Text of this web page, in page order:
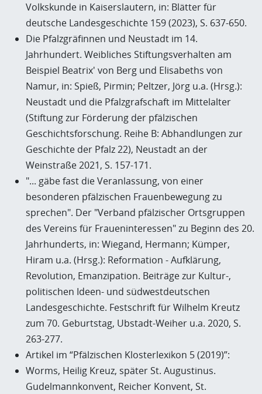
Volkskunde in Kaiserslautern, in: Blätter für
deutsche Landesgeschichte 159 (2023), S. 637-650.
Die Pfalzgräfinnen und Neustadt im 14.
Jahrhundert. Weibliches Stiftungsverhalten am
Beispiel Beatrix' von Berg und Elisabeths von
Namur, in: Spieß, Pirmin; Peltzer, Jörg u.a. (Hrsg.):
Neustadt und die Pfalzgrafschaft im Mittelalter
(Stiftung zur Förderung der pfälzischen
Geschichtsforschung. Reihe B: Abhandlungen zur
Geschichte der Pfalz 22), Neustadt an der
Weinstraße 2021, S. 157-171.
"... gäbe fast die Veranlassung, von einer
besonderen pfälzischen Frauenbewegung zu
sprechen". Der "Verband pfälzischer Ortsgruppen
des Vereins für Fraueninteressen" zu Beginn des 20.
Jahrhunderts, in: Wiegand, Hermann; Kümper,
Hiram u.a. (Hrsg.): Reformation - Aufklärung,
Revolution, Emanzipation. Beiträge zur Kultur-,
politischen Ideen- und südwestdeutschen
Landesgeschichte. Festschrift für Wilhelm Kreutz
zum 70. Geburtstag, Ubstadt-Weiher u.a. 2020, S.
263-277.
Artikel im “Pfälzischen Klosterlexikon 5 (2019)”:
Worms, Heilig Kreuz, später St. Augustinus.
Gudelmannkonvent, Reicher Konvent, St.